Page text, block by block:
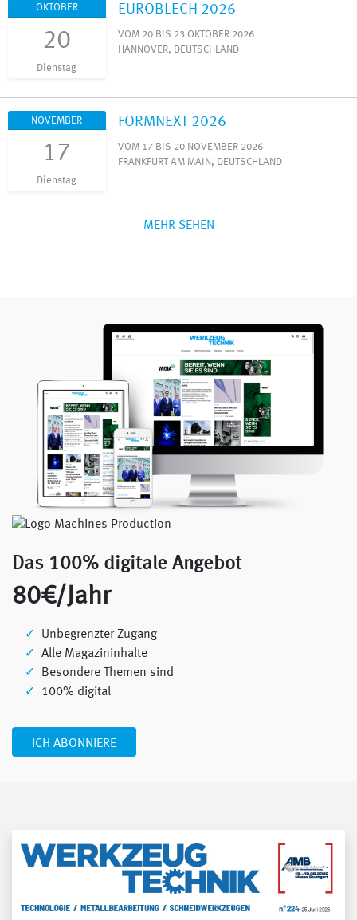
OKTOBER
20
Dienstag
EUROBLECH 2026
VOM 20 BIS 23 OKTOBER 2026
HANNOVER, DEUTSCHLAND
NOVEMBER
17
Dienstag
FORMNEXT 2026
VOM 17 BIS 20 NOVEMBER 2026
FRANKFURT AM MAIN, DEUTSCHLAND
MEHR SEHEN
Das 100% digitale Angebot
80€/Jahr
Unbegrenzter Zugang
Alle Magazininhalte
Besondere Themen sind
100% digital
ICH ABONNIERE